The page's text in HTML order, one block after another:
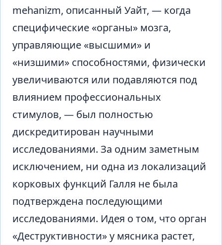
mehanizm, описанный Уайт, — когда
специфические «органы» мозга,
управляющие «высшими» и
«низшими» способностями, физически
увеличиваются или подавляются под
влиянием профессиональных
стимулов, — был полностью
дискредитирован научными
исследованиями. За одним заметным
исключением, ни одна из локализаций
корковых функций Галля не была
подтверждена последующими
исследованиями. Идея о том, что орган
«Деструктивности» у мясника растет,